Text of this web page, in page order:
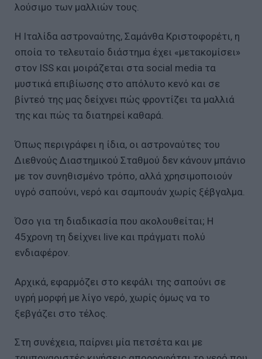
λούσιμο των μαλλιών τους.
Η Ιταλίδα αστροναύτης, Σαμάνθα Κριστοφορέτι, η
οποία το τελευταίο διάστημα έχει «μετακομίσει»
στον ISS και μοιράζεται στα social media τα
μυστικά επιβίωσης στο απόλυτο κενό και σε
βίντεό της μας δείχνει πώς φροντίζει τα μαλλιά
της και πώς τα διατηρεί καθαρά.
Όπως περιγράφει η ίδια, οι αστροναύτες του
Διεθνούς Διαστημικού Σταθμού δεν κάνουν μπάνιο
με τον συνηθισμένο τρόπο, αλλά χρησιμοποιούν
υγρό σαπούνι, νερό και σαμπουάν χωρίς ξέβγαλμα.
Όσο για τη διαδικασία που ακολουθείται; Η
45χρονη τη δείχνει live και πράγματι πολύ
ενδιαφέρον.
Αρχικά, εφαρμόζει στο κεφάλι της σαπούνι σε
υγρή μορφή με λίγο νερό, χωρίς όμως να το
ξεβγάζει στο τέλος.
Στη συνέχεια, παίρνει μία πετσέτα και με